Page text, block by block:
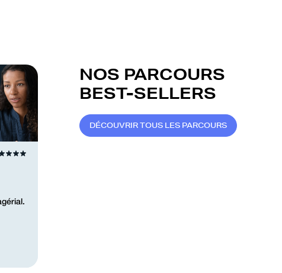
NOS PARCOURS
BEST-SELLERS
DÉCOUVRIRTOUS LES PARCOURS